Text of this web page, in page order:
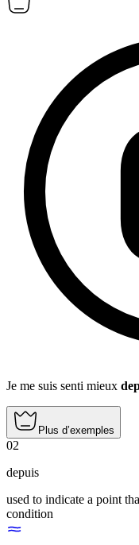
Je me suis senti mieux
Plus d’exemples
02
depuis
used to indicate a point
condition